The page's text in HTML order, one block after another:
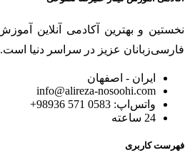
فارسی‌زبانان عزیز در سراسر دنیا است.
ایران - اصفهان
info@alireza-nosoohi.com
واتس‌اپ: 0583 571 98936+
24 ساعته
فهرست کاربری